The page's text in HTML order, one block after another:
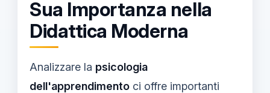
Sua Importanza nella
Didattica Moderna
Analizzare la psicologia
dell'apprendimento ci offre importanti